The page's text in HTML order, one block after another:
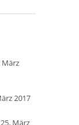
März
2017
März